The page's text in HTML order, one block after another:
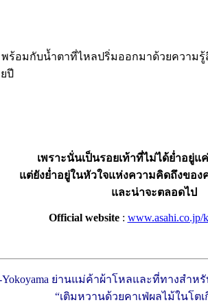
อมกับน้ำตาที่ไหลปริ่มออกมาด้วยความ
ปี
เพราะนั่นเป็นรอยเท้าที่ไม่ได้ย่ำอยู่
แต่ยังย่ำอยู่ในหัวใจแห่งความคิดถึงของ
และน่าจะตลอดไป
Official website: www.asahi.co.jp/
Yokoyama ย่านแม่ค้าผ้าโหลและที่ทางสำห
“เติมหวานด้วยคาเฟ่ผลไม้ในโตเ